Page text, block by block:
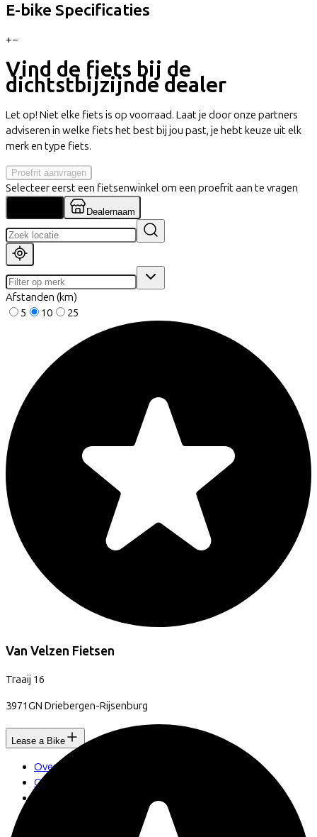
E-bike Specificaties
+−
Vind de fiets bij de
dichtstbijzijnde dealer
Let op! Niet elke fiets is op voorraad. Laat je door onze partners
adviseren in welke fiets het best bij jou past, je hebt keuze uit elk
merk en type fiets.
Proefrit aanvragen
Selecteer eerst een fietsenwinkel om een proefrit aan te vragen
Dealernaam
Afstanden (km)
5
10 25
Van Velzen Fietsen
Traaij 16
3971GN Driebergen-Rijsenburg
Lease a Bike
Over ons
Onze collega's